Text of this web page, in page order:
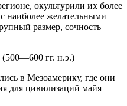
окультурили их более
наиболее желательными
размер, сочность
(500—600 гг. н.э.)
в Мезоамерику, где они
для цивилизаций майя